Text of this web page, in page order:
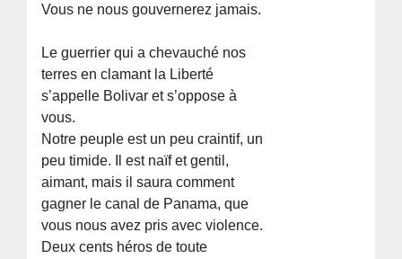
Vous ne nous gouvernerez jamais.
Le guerrier qui a chevauché nos
terres en clamant la Liberté
s’appelle Bolivar et s’oppose à
vous.
Notre peuple est un peu craintif, un
peu timide. Il est naïf et gentil,
aimant, mais il saura comment
gagner le canal de Panama, que
vous nous avez pris avec violence.
Deux cents héros de toute